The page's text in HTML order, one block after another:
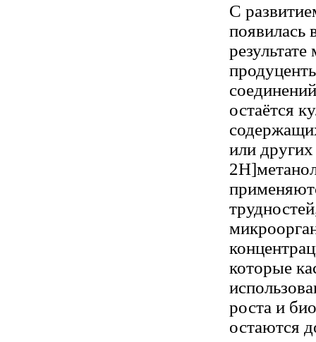
С
появилась
остаётся
или
которые
роста и
остаются